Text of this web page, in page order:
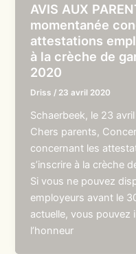
AVIS AUX
momentanée
attestations
à la crèche de
2020
Driss / 23 avril 2020
Schaerbeek, le 23
Chers parents,
concernant les
s’inscrire à la crèche
Si vous ne pouvez
employeurs avant le
actuelle, vous pouvez
l’honneur